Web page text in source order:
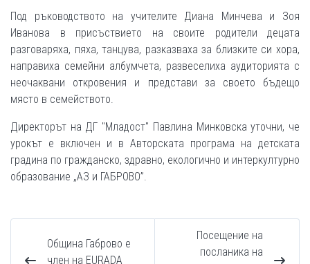
Под ръководството на учителите Диана Минчева и Зоя
Иванова в присъствието на своите родители децата
разговаряха, пяха, танцува, разказваха за близките си хора,
направиха семейни албумчета, развеселиха аудиторията с
неочаквани откровения и представи за своето бъдещо
място в семейството.
Директорът на ДГ "Младост" Павлина Минковска уточни, че
урокът е включен и в Авторската програма на детската
градина по гражданско, здравно, екологично и интеркултурно
образование „АЗ и ГАБРОВО”.
Община Габрово e
член на EURADA
Посещение на
посланика на